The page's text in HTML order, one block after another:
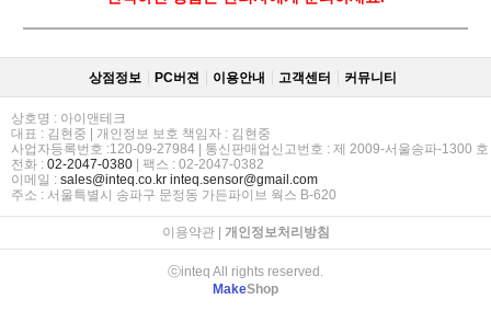
상점정보 PC버젼 이용안내 고객센터 커뮤니티
상호명 : 아이앤테크
대표 : 김현중 | 개인정보 보호 책임자 : 김현중
사업자등록번호 :120-09-27984 | 통신판매업신고번호 : 제 2009-서울송파-1300 호
전화 : 02-2047-0380 | 팩스 : 02-2047-0382
이메일 : sales@inteq.co.kr inteq.sensor@gmail.com
주소 : 서울특별시 송파구 문정동 가든파이브 웍스 B-620
이용약관| 개인정보처리방침
ⓒinteq All rights reserved.
MakeShop